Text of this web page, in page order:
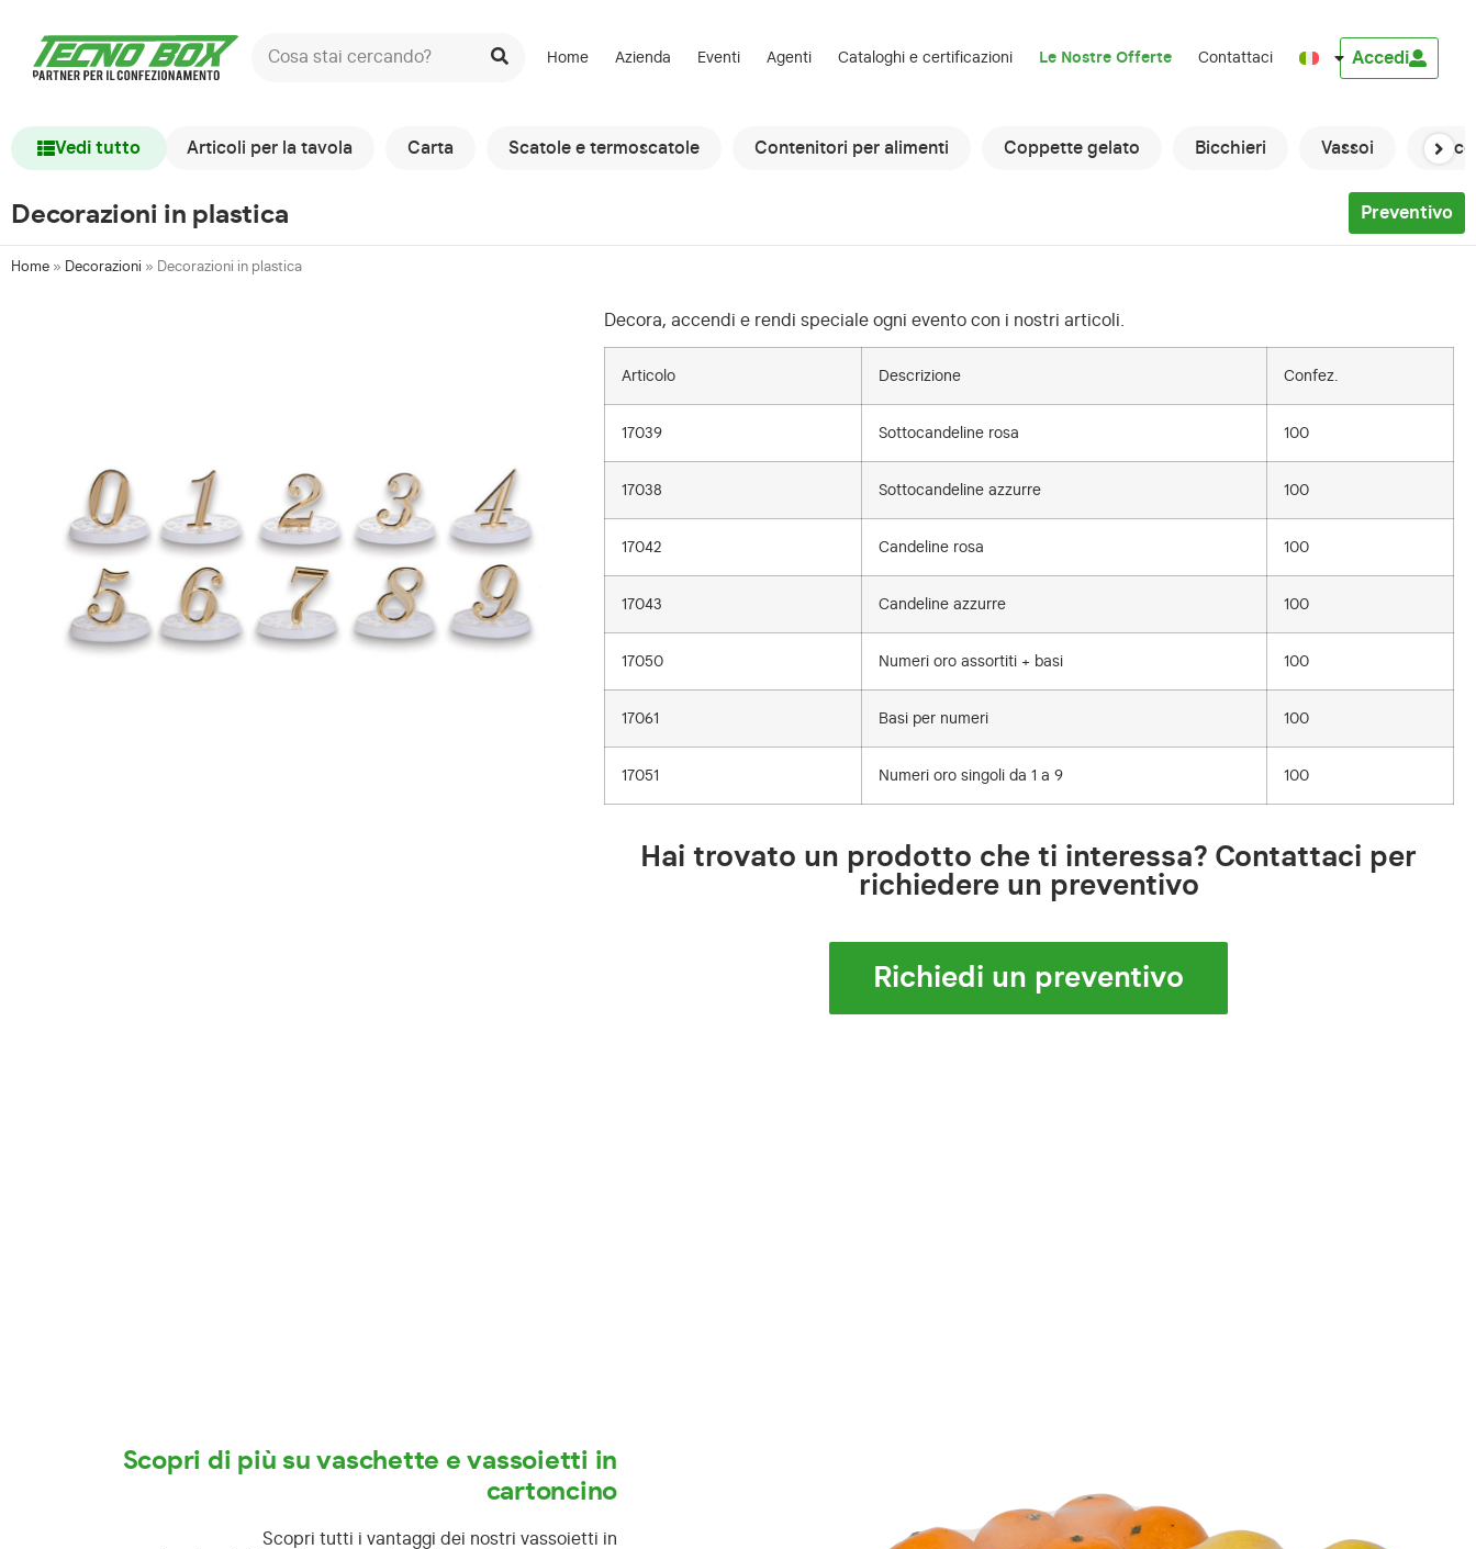
Home Azienda Eventi Agenti Cataloghi e certificazioni Le Nostre Offerte Contattaci Accedi
Vedi tutto Articoli per la tavola Carta Scatole e termoscatole Contenitori per alimenti Coppette gelato Bicchieri Vassoi
Decorazioni in plastica Preventivo
Home » Decorazioni » Decorazioni in plastica
Decora, accendi e rendi speciale ogni evento con i nostri articoli.
Articolo Descrizione Confez.
17039 Sottocandeline rosa 100
17038 Sottocandeline azzurre 100
17042 Candeline rosa 100
17043 Candeline azzurre 100
17050 Numeri oro assortiti + basi 100
17061 Basi per numeri 100
17051 Numeri oro singoli da 1 a 9 100
Hai trovato un prodotto che ti interessa? Contattaci per
richiedere un preventivo
Richiedi un preventivo
Scopri di più su vaschette e vassoietti in
cartoncino
Scopri tutti i vantaggi dei nostri vassoietti in